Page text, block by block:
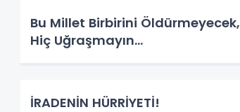
Bu Millet Birbirini Öldürmeyecek,
Hiç Uğraşmayın...
İRADENİN HÜRRİYETİ!